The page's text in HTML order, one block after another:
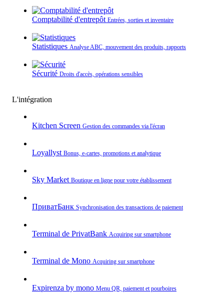
Comptabilité d'entrepôt Entrées, sorties et inventaire
Statistiques Analyse ABC, mouvement des produits, rapports
Sécurité Droits d'accès, opérations sensibles
L'intégration
Kitchen Screen Gestion des commandes via l'écran
Loyallyst Bonus, e‑cartes, promotions et analytique
Sky Market Boutique en ligne pour votre établissement
ПриватБанк Synchronisation des transactions de paiement
Terminal de PrivatBank Acquiring sur smartphone
Terminal de Mono Acquiring sur smartphone
Expirenza by mono Menu QR, paiement et pourboires